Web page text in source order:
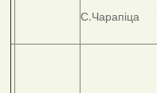
С.Чарапіца